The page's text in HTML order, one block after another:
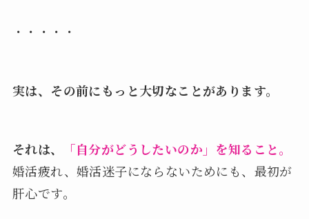
・・・・・
実は、その前にもっと大切なことがあります。
それは、
「自分がどうしたいのか」を知ること。
婚活疲れ、婚活迷子にならないためにも、最初が
肝心です。